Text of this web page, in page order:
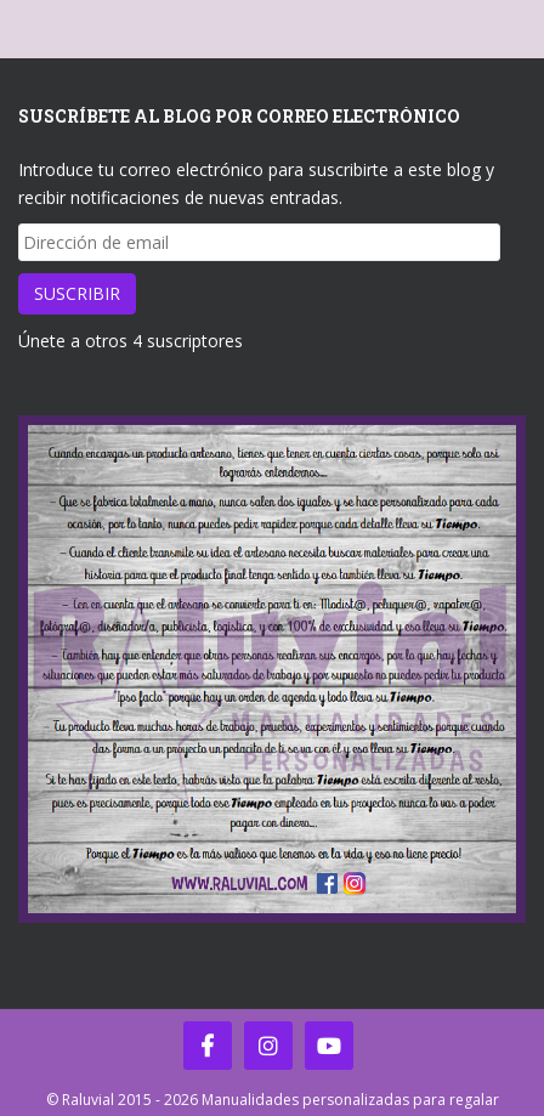
SUSCRÍBETE AL BLOG POR CORREO ELECTRÓNICO
Introduce tu correo electrónico para suscribirte a este blog y
recibir notificaciones de nuevas entradas.
Dirección
de
email
SUSCRIBIR
Únete a otros 4 suscriptores
© Raluvial 2015 - 2026 Manualidades personalizadas para regalar